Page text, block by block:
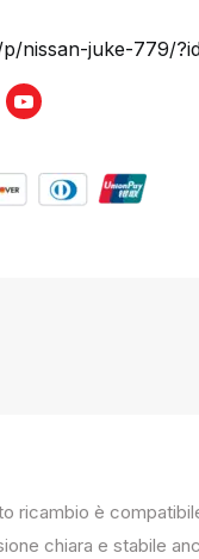
nissan-juke-779/
Youtube
ricambio è
chiara e stabile